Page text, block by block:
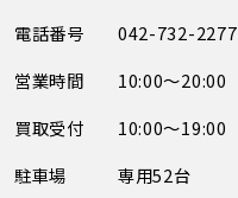
電話番号
042-732-2277
営業時間
10:00～20:00
買取受付
10:00～19:00
駐車場
専用52台